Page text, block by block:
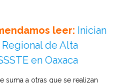
leer: Inician
de Alta
en Oaxaca
suma a otras que se realizan